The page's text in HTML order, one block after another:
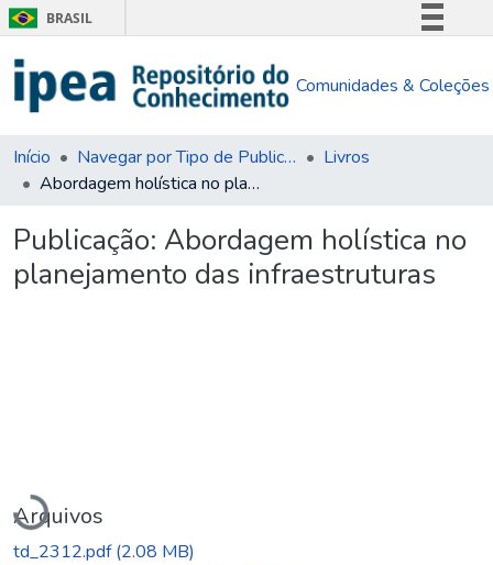
BRASIL
Comunica BR
Acesso à informação
Comunidades & Coleções
Início Navegar por Tipo de Publicação
Livros
Abordagem holística no planejamento das infraestruturas
Publicação: Abordagem holística no
planejamento das infraestruturas
Carregando...
Arquivos
td_2312.pdf(2.08 MB)